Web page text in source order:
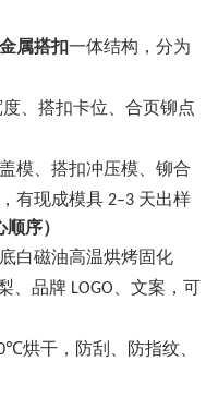
属搭扣一体结构，分为
、搭扣卡位、合页铆点
模、搭扣冲压模、铆合
有现成模具 2–3 天出样
序）
白磁油高温烘烤固化
、品牌 LOGO 、文案，可
烘干，防刮、防指纹、